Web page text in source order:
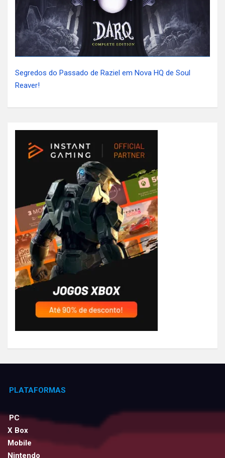
Segredos do Passado de Raziel em Nova HQ de Soul
Reaver!
PLATAFORMAS
PC
X Box
Mobile
Nintendo